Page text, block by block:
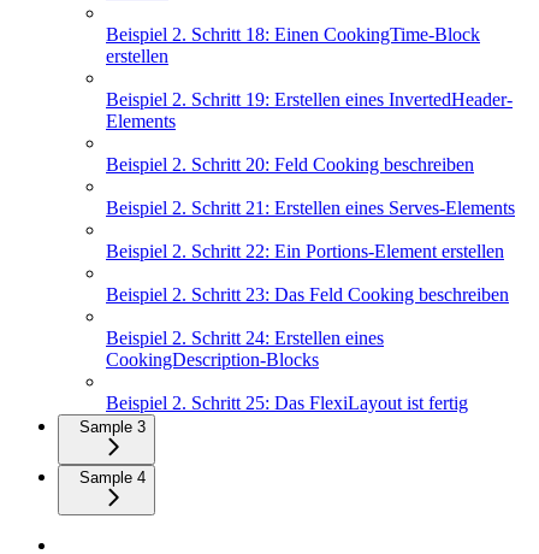
Beispiel 2. Schritt 18: Einen CookingTime-Block
erstellen
Beispiel 2. Schritt 19: Erstellen eines InvertedHeader-
Elements
Beispiel 2. Schritt 20: Feld Cooking beschreiben
Beispiel 2. Schritt 21: Erstellen eines Serves-Elements
Beispiel 2. Schritt 22: Ein Portions-Element erstellen
Beispiel 2. Schritt 23: Das Feld Cooking beschreiben
Beispiel 2. Schritt 24: Erstellen eines
CookingDescription-Blocks
Beispiel 2. Schritt 25: Das FlexiLayout ist fertig
Sample 3
Sample 4